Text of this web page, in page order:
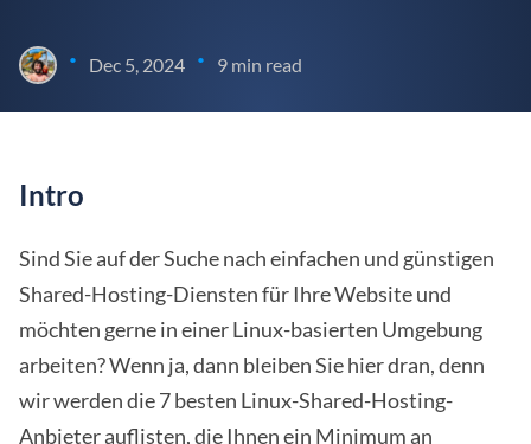
• Dec 5, 2024 • 9 min read
Intro
Sind Sie auf der Suche nach einfachen und günstigen
Shared-Hosting-Diensten für Ihre Website und
möchten gerne in einer Linux-basierten Umgebung
arbeiten? Wenn ja, dann bleiben Sie hier dran, denn
wir werden die 7 besten Linux-Shared-Hosting-
Anbieter auflisten, die Ihnen ein Minimum an